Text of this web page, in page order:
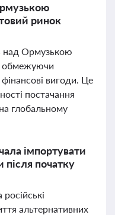
ринок
над Ормузькою
обмежуючи
вигоди. Це
постачання
глобальному
імпортувати
після початку
альтернативних